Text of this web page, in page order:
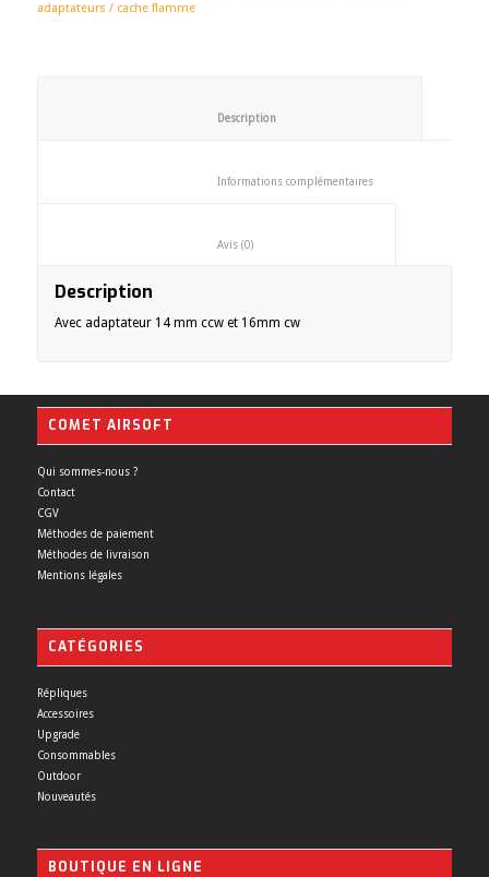
adaptateurs / cache flamme
						Description
Informations
						Avis (0)
Description
Avec adaptateur 14 mm ccw et 16mm cw
COMET AIRSOFT
Qui sommes-nous ?
Contact
CGV
Méthodes de paiement
Méthodes de livraison
Mentions légales
CATÉGORIES
Répliques
Accessoires
Upgrade
Consommables
Outdoor
Nouveautés
BOUTIQUE EN LIGNE